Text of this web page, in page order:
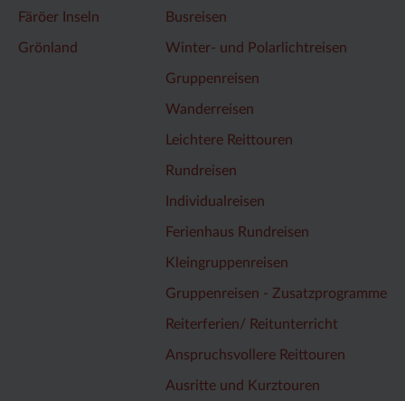
Färöer Inseln
Grönland
Busreisen
Winter- und Polarlichtreisen
Gruppenreisen
Wanderreisen
Leichtere Reittouren
Rundreisen
Individualreisen
Ferienhaus Rundreisen
Kleingruppenreisen
Gruppenreisen - Zusatzprogramme
Reiterferien/ Reitunterricht
Anspruchsvollere Reittouren
Ausritte und Kurztouren